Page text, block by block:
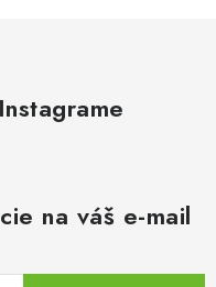
na váš e-mail